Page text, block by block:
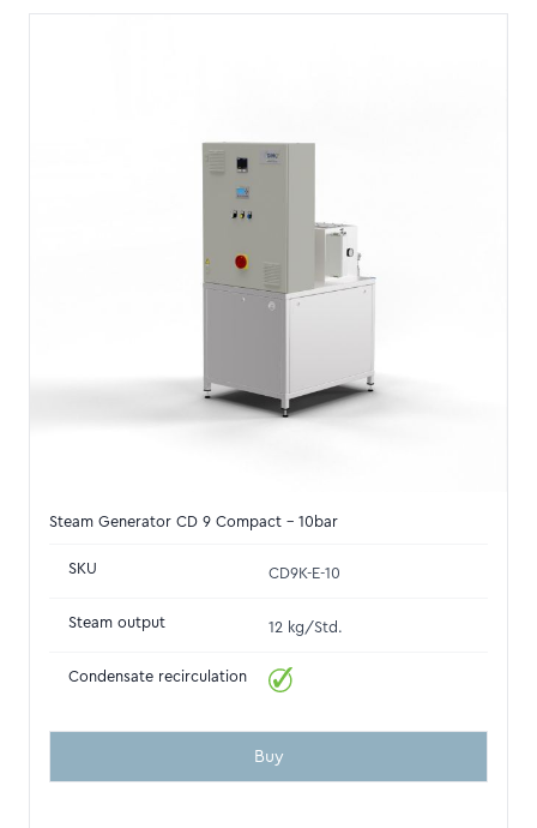
Steam Generator CD 9 Compact - 10bar
SKU CD9K-E-10
Steam output 12 kg/Std.
Condensate recirculation
Buy